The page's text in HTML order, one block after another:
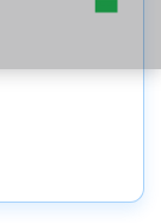
Finde
und
Hybrid).